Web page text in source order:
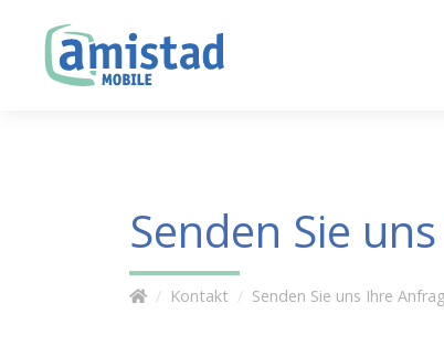
Senden Sie
Kontakt Senden Sie uns Ihre